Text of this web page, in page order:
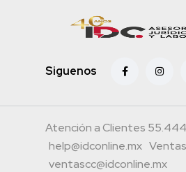
Siguenos
Atención a Clientes
help@idconline.mx
ventascc@idconline.mx